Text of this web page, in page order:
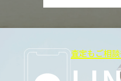
査定もご相談